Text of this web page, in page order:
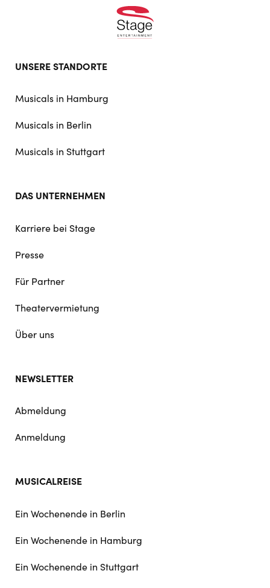
doormat
UNSERE STANDORTE
Musicals in Hamburg
Musicals in Berlin
Musicals in Stuttgart
DAS UNTERNEHMEN
Karriere bei Stage
Presse
Für Partner
Theatervermietung
Über uns
NEWSLETTER
Abmeldung
Anmeldung
MUSICALREISE
Ein Wochenende in Berlin
Ein Wochenende in Hamburg
Ein Wochenende in Stuttgart